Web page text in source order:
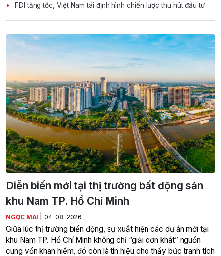
FDI tăng tốc, Việt Nam tái định hình chiến lược thu hút đầu tư
Diễn biến mới tại thị trường bất động sản
khu Nam TP. Hồ Chí Minh
NGỌC MAI 04-08-2026
Giữa lúc thị trường biến động, sự xuất hiện các dự án mới tại
khu Nam TP. Hồ Chí Minh không chỉ “giải cơn khát” nguồn
cung vốn khan hiếm, đó còn là tín hiệu cho thấy bức tranh tích